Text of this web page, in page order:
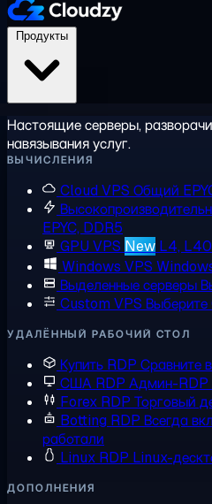
Настоящие серверы,
навязывания услуг.
ВЫЧИСЛЕНИЯ
Cloud VPS Общий
EPYC, DDR5
GPU VPS New L4,
Windows VPS
Выделенные серверы
Custom VPS Выберите
УДАЛЁННЫЙ РАБОЧИЙ СТОЛ
Купить RDP Сравните
США RDP Админ-
Forex RDP Торговый
Botting RDP Всегда
работали
Linux RDP Linux-
ДОПОЛНЕНИЯ